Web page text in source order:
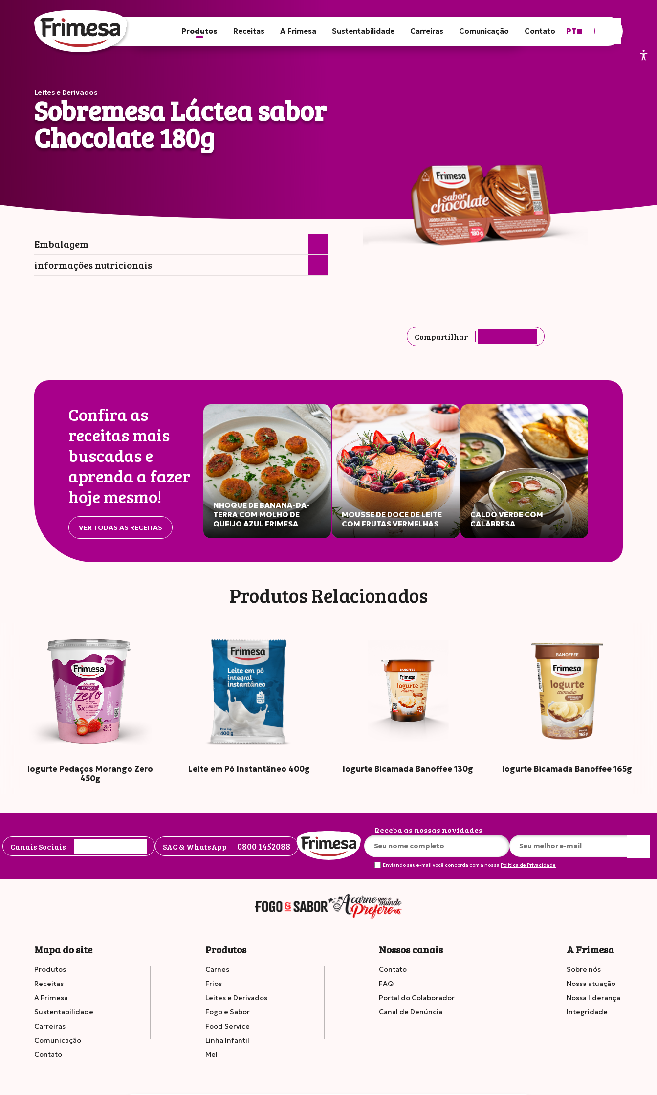
Produtos Receitas A Frimesa Sustentabilidade Carreiras Comunicação Contato PT
Leites e Derivados
Sobremesa Láctea sabor
Chocolate 180g
Embalagem
informações nutricionais
Compartilhar
Confira as
receitas mais
buscadas e
aprenda a fazer
hoje mesmo!
VER TODAS AS RECEITAS
NHOQUE DE BANANA-DA-
TERRA COM MOLHO DE
QUEIJO AZUL FRIMESA
MOUSSE DE DOCE DE LEITE
COM FRUTAS VERMELHAS
CALDO VERDE COM
CALABRESA
Produtos Relacionados
Iogurte Pedaços Morango Zero
450g
Leite em Pó Instantâneo 400g Iogurte Bicamada Banoffee 130g Iogurte Bicamada Banoffee 165g
INFORMAÇÃO
100G90G%VD*
Valor
Energético
155 140g 7
Carboidratos
Proteínas
2.6g
Gorduras
Totais
Saturadas
3.1g
Fibra
Canais Sociais SAC & WhatsApp 0800 1452088
Receba as nossas novidades
Enviando seu e-mail você concorda com a nossa Política de Privacidade
Mapa do site
Produtos
Receitas
A Frimesa
Sustentabilidade
Carreiras
Comunicação
Contato
Produtos
Carnes
Frios
Leites e Derivados
Fogo e Sabor
Food Service
Linha Infantil
Mel
Nossos canais
Contato
FAQ
Portal do Colaborador
Canal de Denúncia
A Frimesa
Sobre nós
Nossa atuação
Nossa liderança
Integridade